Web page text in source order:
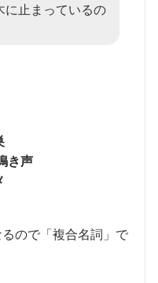
に止まっているの
き声
ので「複合名詞」で